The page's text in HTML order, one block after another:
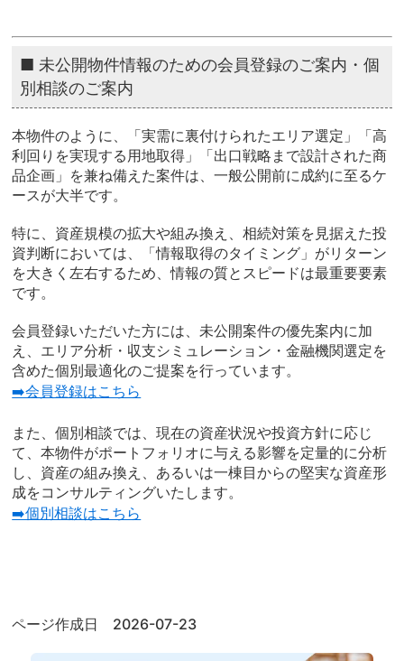
■ 未公開物件情報のための会員登録のご案内・個
別相談のご案内
本物件のように、「実需に裏付けられたエリア選定」「高
利回りを実現する用地取得」「出口戦略まで設計された商
品企画」を兼ね備えた案件は、一般公開前に成約に至るケ
ースが大半です。
特に、資産規模の拡大や組み換え、相続対策を見据えた投
資判断においては、「情報取得のタイミング」がリターン
を大きく左右するため、情報の質とスピードは最重要要素
です。
会員登録いただいた方には、未公開案件の優先案内に加
え、エリア分析・収支シミュレーション・金融機関選定を
含めた個別最適化のご提案を行っています。
➡️会員登録はこちら
また、個別相談では、現在の資産状況や投資方針に応じ
て、本物件がポートフォリオに与える影響を定量的に分析
し、資産の組み換え、あるいは一棟目からの堅実な資産形
成をコンサルティングいたします。
➡️個別相談はこちら
ページ作成日 2026-07-23